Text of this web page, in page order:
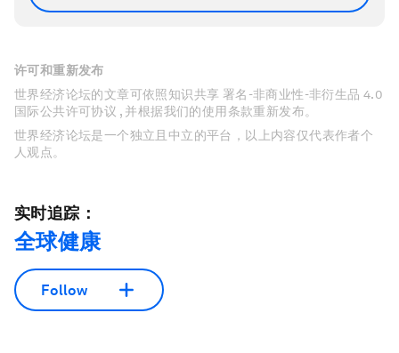
许可和重新发布
世界经济论坛的文章可依照知识共享 署名-非商业性-非衍生品 4.0
国际公共许可协议 , 并根据我们的使用条款重新发布。
世界经济论坛是一个独立且中立的平台，以上内容仅代表作者个
人观点。
实时追踪：
全球健康
Follow